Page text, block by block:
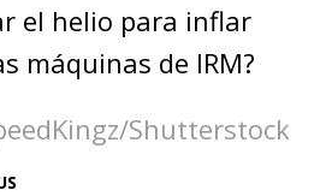
el helio para inflar
máquinas de IRM?
Shutterstock